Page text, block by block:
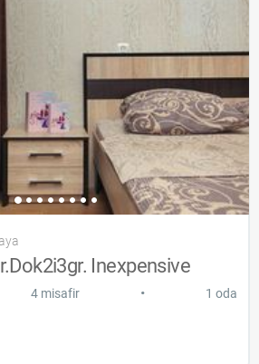
Inexpensive
4 misafir • 1 oda